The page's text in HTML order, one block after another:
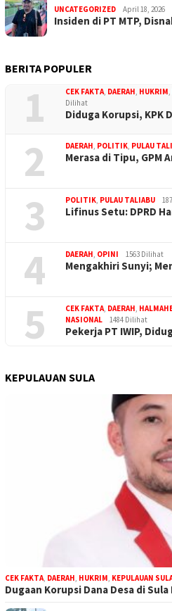
UNCATEGORIZED April 18, 2026
Insiden di PT MTP,
BERITA POPULER
1 CEK FAKTA DAERAH HUKRIM
Dilihat
Diduga Korupsi, KPK
2 DAERAH POLITIK PULAU
Merasa di Tipu, GPM
3 POLITIK PULAU TALIABU
Lifinus Setu: DPRD
4 DAERAH OPINI 1563 Dilihat
Mengakhiri Sunyi;
5 CEK FAKTA DAERAH
NASIONAL
1484 Dilihat
Pekerja PT IWIP,
KEPULAUAN SULA
CEK FAKTA DAERAH HUKRIM KEPULAUAN
Dugaan Korupsi Dana Desa di